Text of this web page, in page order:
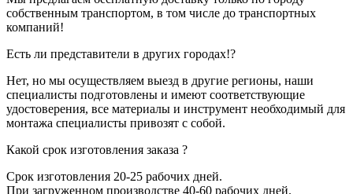
собственным транспортом, в том числе до транспортных
компаний!
Есть ли представители в других городах!?
Нет, но мы осуществляем выезд в другие регионы, наши
специалисты подготовлены и имеют соответствующие
удостоверения, все материалы и инструмент необходимый для
монтажа специалисты привозят с собой.
Какой срок изготовления заказа ?
Срок изготовления 20-25 рабочих дней.
При загруженном производстве 40-60 рабочих дней.